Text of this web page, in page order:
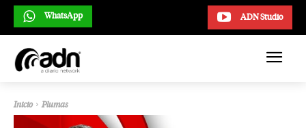
ADN Studio
WhatsApp
Inicio Plumas